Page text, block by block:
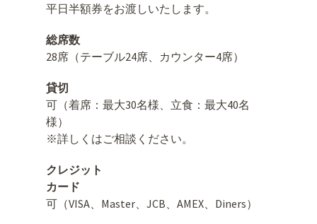
平日半額券をお渡しいたします。
総席数
28席（テーブル24席、カウンター4席）
貸切
可（着席：最大30名様、立食：最大40名
様）
※詳しくはご相談ください。
クレジット
カード
可（VISA、Master、JCB、AMEX、Diners）